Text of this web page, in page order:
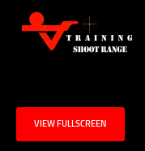
POLÍGONO
MEMBRESÍA
VIEW FULLSCREEN